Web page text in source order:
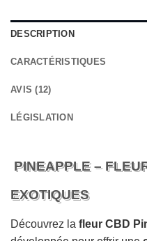
DESCRIPTION
CARACTÉRISTIQUES
AVIS (12)
LÉGISLATION
PINEAPPLE –
EXOTIQUES
Découvrez la fleur CBD